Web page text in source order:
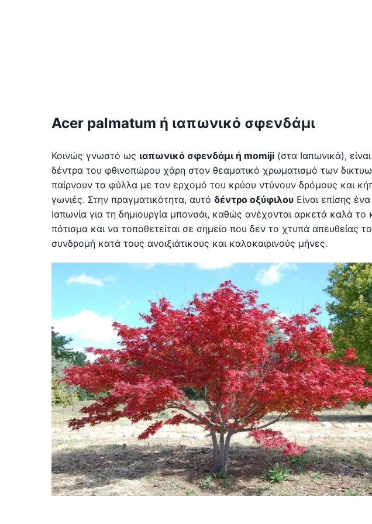
Acer palmatum ή ιαπωνικό σφενδάμι
Κοινώς γνωστό ως ιαπωνικό σφενδάμι ή momiji (στα Ιαπωνικά),
δέντρα του φθινοπώρου χάρη στον θεαματικό χρωματισμό των
παίρνουν τα φύλλα με τον ερχομό του κρύου ντύνουν δρόμους και
γωνιές. Στην πραγματικότητα, αυτό δέντρο οξύφιλου Είναι επίσης
Ιαπωνία για τη δημιουργία μπονσάι, καθώς ανέχονται αρκετά καλά το
πότισμα και να τοποθετείται σε σημείο που δεν το χτυπά απευθείας
συνδρομή κατά τους ανοιξιάτικους και καλοκαιρινούς μήνες.